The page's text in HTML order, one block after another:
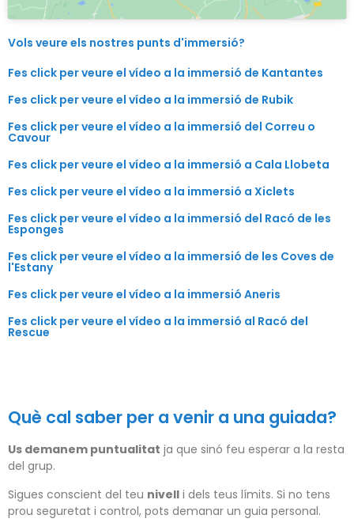
Vols veure els nostres punts d'immersió?
Fes click per veure el vídeo a la immersió de Kantantes
Fes click per veure el vídeo a la immersió de Rubik
Fes click per veure el vídeo a la immersió del Correu o
Cavour
Fes click per veure el vídeo a la immersió a Cala Llobeta
Fes click per veure el vídeo a la immersió a Xiclets
Fes click per veure el vídeo a la immersió del Racó de les
Esponges
Fes click per veure el vídeo a la immersió de les Coves de
l'Estany
Fes click per veure el vídeo a la immersió Aneris
Fes click per veure el vídeo a la immersió al Racó del
Rescue
Què cal saber per a venir a una guiada?
Us demanem puntualitat ja que sinó feu esperar a la resta
del grup.
Sigues conscient del teu nivell i dels teus límits. Si no tens
prou seguretat i control, pots demanar un guia personal.